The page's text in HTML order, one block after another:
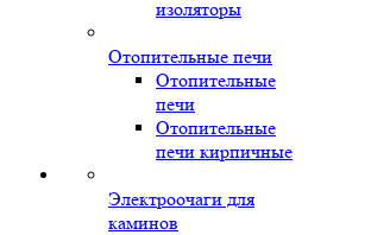
изоляторы
Отопительные печи
Отопительные
печи
Отопительные
печи кирпичные
Электроочаги для
каминов